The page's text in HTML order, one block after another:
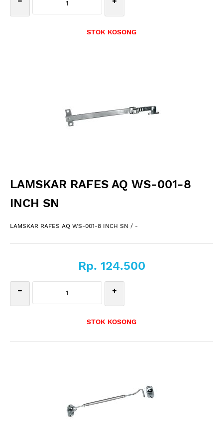
STOK KOSONG
LAMSKAR RAFES AQ WS-001-8
INCH SN
LAMSKAR RAFES AQ WS-001-8 INCH SN / -
Rp. 124.500
STOK KOSONG